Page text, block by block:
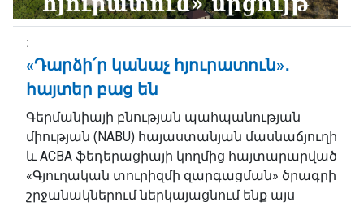
«Դարձի՛ր կանաչ հյուրատուն»․
հայտեր բաց են
Գերմանիայի բնության պահպանության
միության (NABU) հայաստանյան մասնաճյուղի
և ACBA ֆեդերացիայի կողմից հայտարարված
«Գյուղական տուրիզմի զարգացման» ծրագրի
շրջանակներում ներկայացնում ենք այս